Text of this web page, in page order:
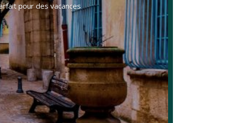
pour des vacances